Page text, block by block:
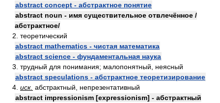
abstract concept - абстрактное понятие
abstract noun - имя существительное отвлечённое /
абстрактное/
2. теоретический
abstract mathematics - чистая математика
abstract science - фундаментальная наука
3. трудный для понимания; малопонятный, неясный
abstract speculations - абстрактное теоретизирование
4. иск. абстрактный, непрезентативный
abstract impressionism [expressionism] - абстрактный